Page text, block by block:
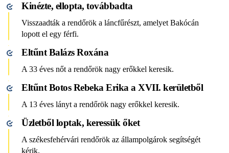
Kinézte, ellopta, továbbadta
Visszaadták a rendőrök a láncfűrészt, amelyet Bakócán
lopott el egy férfi.
Eltűnt Balázs Roxána
A 33 éves nőt a rendőrök nagy erőkkel keresik.
Eltűnt Botos Rebeka Erika a XVII. kerületből
A 13 éves lányt a rendőrök nagy erőkkel keresik.
Üzletből loptak, keressük őket
A székesfehérvári rendőrök az állampolgárok segítségét
kérik.